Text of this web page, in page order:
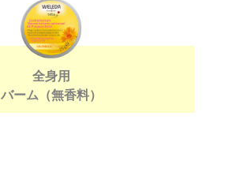
全身用
バーム（無香料）